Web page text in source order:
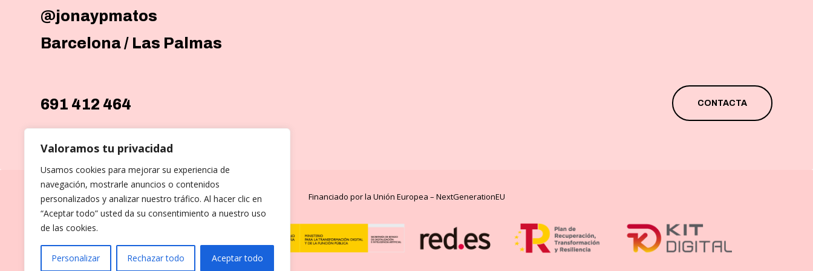
Valoramos tu privacidad
Usamos cookies para mejorar su experiencia de
navegación, mostrarle anuncios o contenidos
personalizados y analizar nuestro tráfico. Al hacer clic en
“Aceptar todo” usted da su consentimiento a nuestro uso
de las cookies.
Personalizar Rechazar todo Aceptar todo
@jonaypmatos
Barcelona / Las Palmas
691 412 464 CONTACTA
Financiado por la Unión Europea – NextGenerationEU